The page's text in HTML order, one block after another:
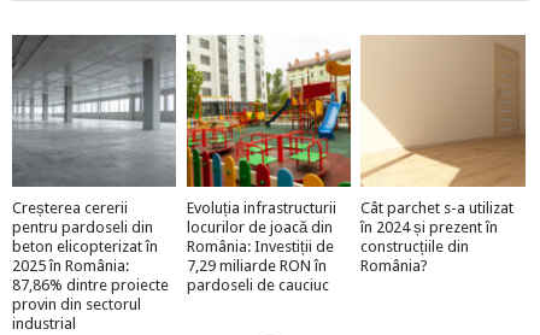
Creșterea cererii
pentru pardoseli din
beton elicopterizat în
2025 în România:
87,86% dintre proiecte
provin din sectorul
industrial
Evoluția infrastructurii
locurilor de joacă din
România: Investiții de
7,29 miliarde RON în
pardoseli de cauciuc
Cât parchet s-a utilizat
în 2024 și prezent în
construcțiile din
România?